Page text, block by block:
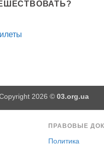
2026 © 03.org.ua
ПРАВОВЫЕ
Политика